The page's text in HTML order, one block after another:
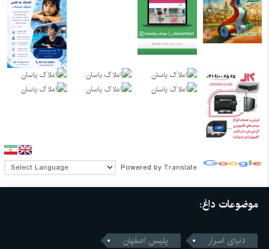
Powered by Translate
موضوعات داغ:
دنیای اسرار
پلیس اصفهان